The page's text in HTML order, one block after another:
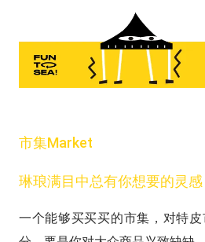
市集Market
琳琅满目中总有你想要的灵感
一个能够买买买的市集，对特